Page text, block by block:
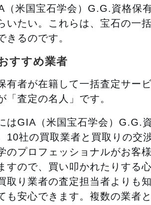
（米国宝石学会）G.G.資格保
いたい。これらは、宝石の一
きるのです。
すすめ業者
有者が在籍して一括査定サー
「査定の名人」です。
はGIA（米国宝石学会）G.G.
10社の買取業者と買取りの交
のプロフェッショナルがお客
すので、買い叩かれたりする
取り業者の査定担当者よりも
も安心できます。複数の業者